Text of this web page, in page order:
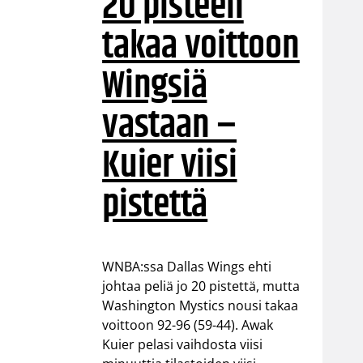
takaa voittoon
Wingsiä
vastaan –
Kuier viisi
pistettä
WNBA:ssa Dallas Wings ehti
johtaa peliä jo 20 pistettä, mutta
Washington Mystics nousi takaa
voittoon 92-96 (59-44). Awak
Kuier pelasi vaihdosta viisi